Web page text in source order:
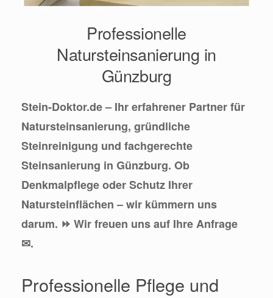
Professionelle
Natursteinsanierung in
Günzburg
Stein-Doktor.de – Ihr erfahrener Partner für
Natursteinsanierung, gründliche
Steinreinigung und fachgerechte
Steinsanierung in Günzburg. Ob
Denkmalpflege oder Schutz Ihrer
Natursteinflächen – wir kümmern uns
darum. ⏩ Wir freuen uns auf Ihre Anfrage
✉.
Professionelle Pflege und